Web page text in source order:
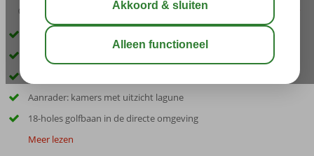
04:50 aug 34°C
Uitstekende prijs-kwaliteitverhouding!
Privéstrand met prachtig uitzicht op de lagune
Aanrader: kamers met uitzicht lagune
18-holes golfbaan in de directe omgeving
Meer lezen